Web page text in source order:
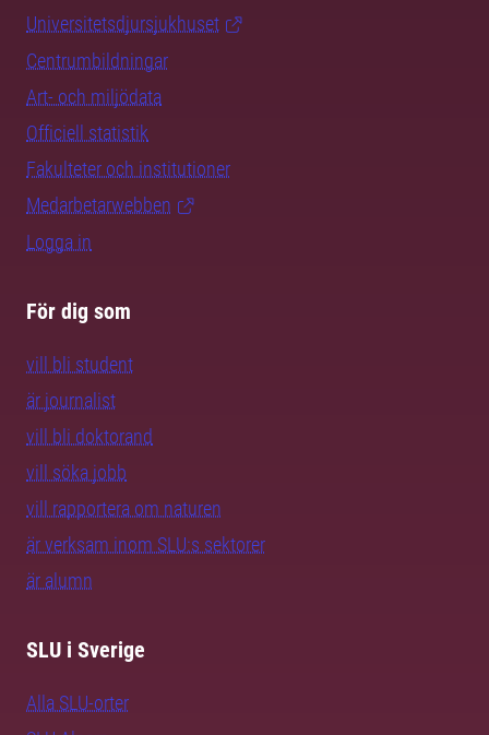
Universitetsdjursjukhuset
Centrumbildningar
Art- och miljödata
Officiell statistik
Fakulteter och institutioner
Medarbetarwebben
Logga in
För dig som
vill bli student
är journalist
vill bli doktorand
vill söka jobb
vill rapportera om naturen
är verksam inom SLU:s sektorer
är alumn
SLU i Sverige
Alla SLU-orter